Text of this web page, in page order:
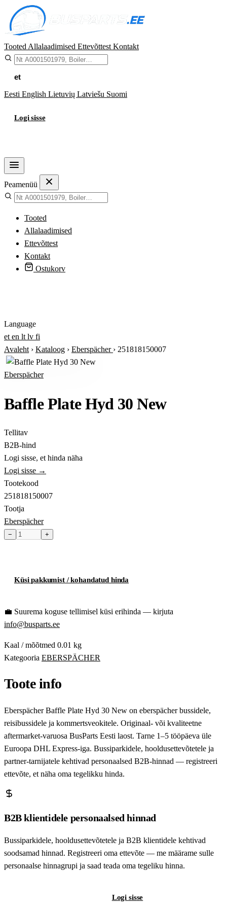
Tooted Allalaadimised Ettevõttest Kontakt
et
Eesti English Lietuvių Latviešu Suomi
Logi sisse
Peamenüü
Tooted
Allalaadimised
Ettevõttest
Kontakt
Ostukorv
Language
et en lt lv fi
Avaleht › Kataloog › Eberspächer › 251818150007
Eberspächer
Baffle Plate Hyd 30 New
Tellitav
B2B-hind
Logi sisse, et hinda näha
Logi sisse →
Tootekood
251818150007
Tootja
Eberspächer
− +
Küsi pakkumist / kohandatud hinda
💼 Suurema koguse tellimisel küsi erihinda — kirjuta
info@busparts.ee
Kaal / mõõtmed 0.01 kg
Kategooria EBERSPÄCHER
Toote info
Eberspächer Baffle Plate Hyd 30 New on eberspächer bussidele,
reisibussidele ja kommertsveokitele. Originaal- või kvaliteetne
aftermarket-varuosa BusParts Eesti laost. Tarne 1–5 tööpäeva üle
Euroopa DHL Express-iga. Bussiparkidele, hooldusettevõtetele ja
partner-tarnijatele kehtivad personaalsed B2B-hinnad — registreeri
ettevõte, et näha oma tegelikku hinda.
B2B klientidele personaalsed hinnad
Bussiparkidele, hooldusettevõtetele ja B2B klientidele kehtivad
soodsamad hinnad. Registreeri oma ettevõte — me määrame sulle
personaalse hinnagrupi ja saad teada oma tegeliku hinna.
Logi sisse